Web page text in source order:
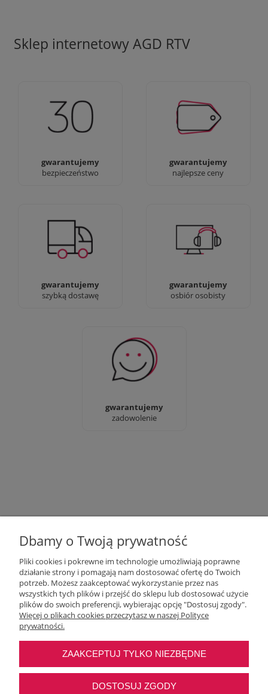
Sklep internetowy AGD RTV
gwarantujemy
bezpieczeństwo
Jesteśmy firmą z 30-
gwarantujemy
najlepsze ceny
Ciężko pracujemy aby
zapewnić najlepsze
gwarantujemy
szybką dostawę
90% dostaw następnego
dnia, bez dopłat!
gwarantujemy
osbiór osobisty
Jesteśmy prawdziwi :)
możesz przyjść i
gwarantujemy
zadowolenie
Sprawdź nasze 100%
zadowolenia Klientów
Moje konto
Najczęstsze pytania
Dbamy o Twoją prywatność
Pliki cookies i pokrewne im technologie umożliwiają poprawne
działanie strony i pomagają nam dostosować ofertę do Twoich
potrzeb. Możesz zaakceptować wykorzystanie przez nas
wszystkich tych plików i przejść do sklepu lub dostosować użycie
plików do swoich preferencji, wybierając opcję "Dostosuj zgody".
Więcej o plikach cookies przeczytasz w naszej Polityce
prywatności.
ZAAKCEPTUJ TYLKO NIEZBĘDNE
DOSTOSUJ ZGODY